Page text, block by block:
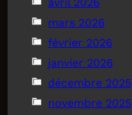
mars 2026
février 2026
janvier 2026
décembre 2025
novembre 2025